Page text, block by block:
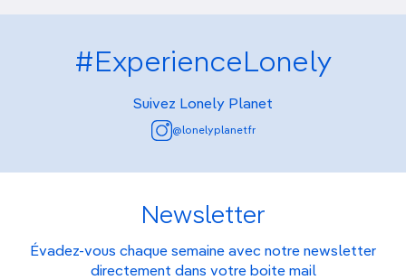
#ExperienceLonely
Suivez Lonely Planet
@lonelyplanetfr
Newsletter
Évadez-vous chaque semaine avec notre newsletter
directement dans votre boite mail